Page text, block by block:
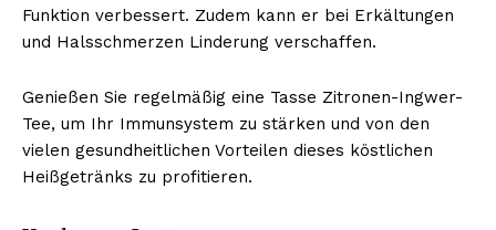
Funktion verbessert. Zudem kann er bei Erkältungen
und Halsschmerzen Linderung verschaffen.
Genießen Sie regelmäßig eine Tasse Zitronen-Ingwer-
Tee, um Ihr Immunsystem zu stärken und von den
vielen gesundheitlichen Vorteilen dieses köstlichen
Heißgetränks zu profitieren.